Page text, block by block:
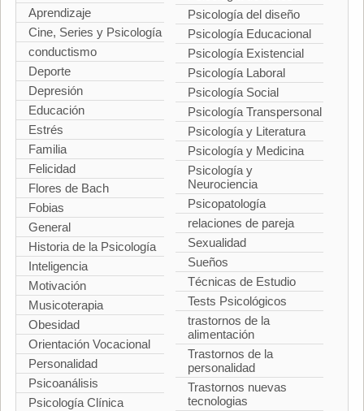
Aprendizaje
Cine, Series y Psicología
conductismo
Deporte
Depresión
Educación
Estrés
Familia
Felicidad
Flores de Bach
Fobias
General
Historia de la Psicología
Inteligencia
Motivación
Musicoterapia
Obesidad
Orientación Vocacional
Personalidad
Psicoanálisis
Psicología Clínica
Psicología del diseño
Psicología Educacional
Psicología Existencial
Psicología Laboral
Psicología Social
Psicología Transpersonal
Psicología y Literatura
Psicología y Medicina
Psicología y
Neurociencia
Psicopatología
relaciones de pareja
Sexualidad
Sueños
Técnicas de Estudio
Tests Psicológicos
trastornos de la
alimentación
Trastornos de la
personalidad
Trastornos nuevas
tecnologias